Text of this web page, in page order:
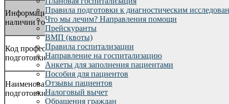
Правила подготовки к диагностическим
Что мы лечим? Направления помощи
Прейскуранты
ВМП (квоты)
Правила госпитализации
Направление на госпитализацию
Анкеты для заполнения пациентами
Пособия для пациентов
Отзывы пациентов
Налоговый вычет
Обращения граждан
Информация о реализуемых уровнях образования, о формах
наличии государственной аккредитации), о языках, на которых
Код профессии, специальности, направления
подготовки, научной специальности
Наименование профессии, специальности, направления
подготовки, научной специальности